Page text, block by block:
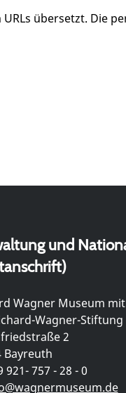
übersetzt. Die
und
Wagner Museum
Wagner-Stiftung
2
Bayreuth
921- 757 - 28 - 0